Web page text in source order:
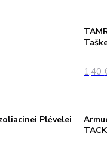
1,40
Plėvelei
TACK